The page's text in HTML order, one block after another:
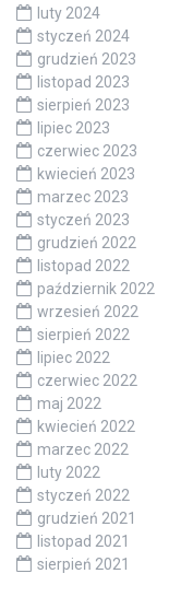
luty 2024
styczeń 2024
grudzień 2023
listopad 2023
sierpień 2023
lipiec 2023
czerwiec 2023
kwiecień 2023
marzec 2023
styczeń 2023
grudzień 2022
listopad 2022
październik 2022
wrzesień 2022
sierpień 2022
lipiec 2022
czerwiec 2022
maj 2022
kwiecień 2022
marzec 2022
luty 2022
styczeń 2022
grudzień 2021
listopad 2021
sierpień 2021